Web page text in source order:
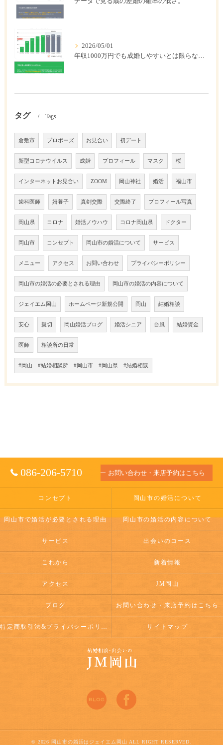
2026/05/01
年収1000万円でも成婚しやすいとは限らない? 「年収帯別の成婚率」のリアル
タグ Tags
倉敷市 プロポーズ お見合い 初デート
新型コロナウイルス 成婚 プロフィール マスク 桜
インターネットお見合い ZOOM 岡山神社 婚活 福山市
歯科医師 婿養子 真剣交際 交際終了 プロフィール写真
岡山県 コロナ 婚活ノウハウ コロナ岡山県 ドクター
岡山市 コンセプト 岡山市の婚活について サービス
メニュー アクセス お問い合わせ プライバシーポリシー
岡山市の婚活の必要とされる理由 岡山市の婚活の内容について
ジェイエム岡山 ホームページ新規公開 岡山 結婚相談
安心 親切 岡山婚活ブログ 婚活シニア 台風 結婚資金
医師 相談所の日常
#岡山 #結婚相談所 #岡山市 #岡山県 #結婚相談
086-206-5710 お問い合わせ・来店予約はこちら
コンセプト 岡山市の婚活について
岡山市で婚活が必要とされる理由 岡山市の婚活の内容について
サービス 出会いのコース
これから 新着情報
アクセス JM岡山
ブログ お問い合わせ・来店予約はこちら
特定商取引法&プライバシーポリシー サイトマップ
© 2026 岡山市の婚活はジェイエム岡山 ALL RIGHT RESERVED.